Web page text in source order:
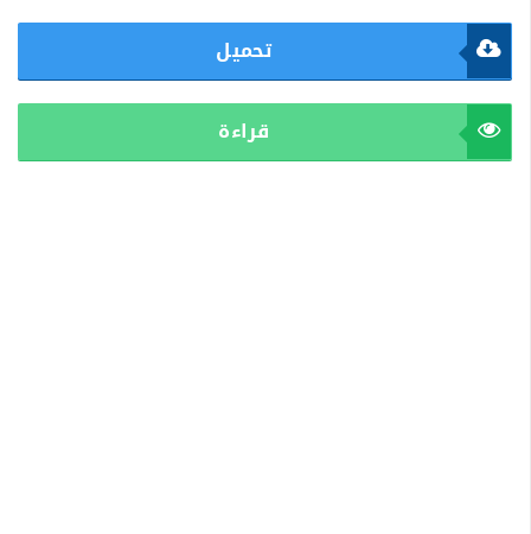
تحميل
قراءة